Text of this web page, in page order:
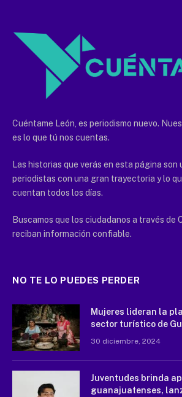
Cuéntame León, es periodismo nuevo.
es lo que tú nos cuentas.
Las historias que verás en esta página
periodistas con una gran trayectoria y lo
cuentan todos los días.
Buscamos que los ciudadanos a través de
reciban información confiable.
NO TE LO PUEDES PERDER
Mujeres lideran la
sector turístico de
30 diciembre, 2024
Juventudes brinda
guanajuatenses,